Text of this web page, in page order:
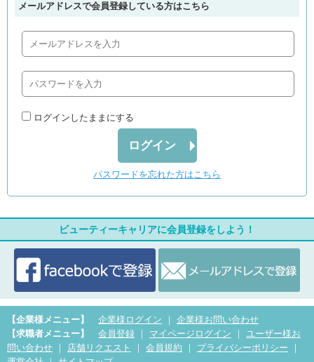
メールアドレスで会員登録している方はこちら
ログインしたままにする
ログイン
パスワードを忘れた方はこちら
ビューティーキャリアに会員登録をしよう！
【企業様メニュー】 企業様ログイン ｜ 企業様お問い合わせ
【求職者メニュー】
会員登録 ｜ マイページログイン ｜
ユーザー様お
問い合わせ ｜ 店舗リクエスト ｜ 会員規約 ｜ プライバシーポリシー ｜